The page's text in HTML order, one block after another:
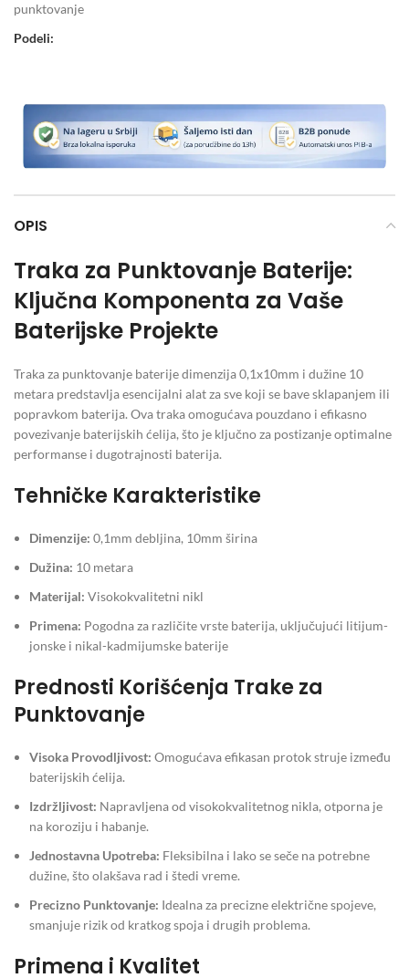
punktovanje
Podeli:
OPIS
Traka za Punktovanje Baterije:
Ključna Komponenta za Vaše
Baterijske Projekte
Traka za punktovanje baterije dimenzija 0,1x10mm i dužine 10
metara predstavlja esencijalni alat za sve koji se bave sklapanjem ili
popravkom baterija. Ova traka omogućava pouzdano i efikasno
povezivanje baterijskih ćelija, što je ključno za postizanje optimalne
performanse i dugotrajnosti baterija.
Tehničke Karakteristike
Dimenzije: 0,1mm debljina, 10mm širina
Dužina: 10 metara
Materijal: Visokokvalitetni nikl
Primena: Pogodna za različite vrste baterija, uključujući litijum-
jonske i nikal-kadmijumske baterije
Prednosti Korišćenja Trake za
Punktovanje
Visoka Provodljivost: Omogućava efikasan protok struje između
baterijskih ćelija.
Izdržljivost: Napravljena od visokokvalitetnog nikla, otporna je
na koroziju i habanje.
Jednostavna Upotreba: Fleksibilna i lako se seče na potrebne
dužine, što olakšava rad i štedi vreme.
Precizno Punktovanje: Idealna za precizne električne spojeve,
smanjuje rizik od kratkog spoja i drugih problema.
Primena i Kvalitet